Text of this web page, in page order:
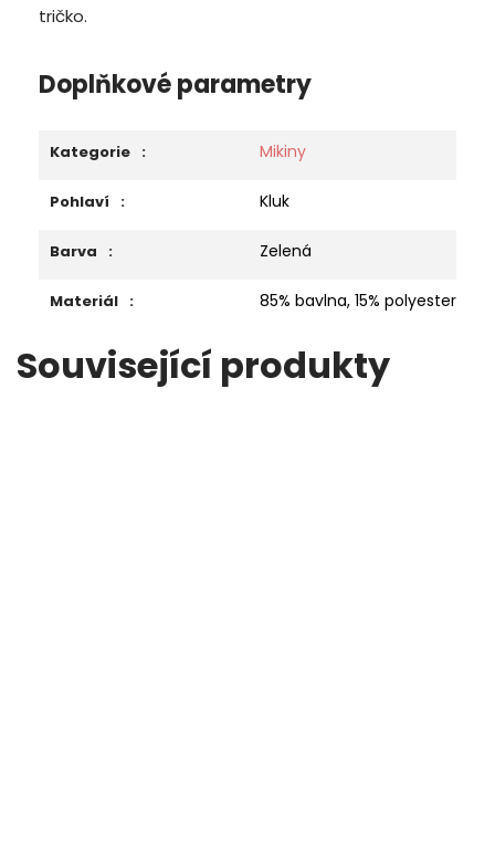
tričko.
Doplňkové parametry
Kategorie : Mikiny
Pohlaví : Kluk
Barva : Zelená
Materiál : 85% bavlna, 15% polyester
Související produkty